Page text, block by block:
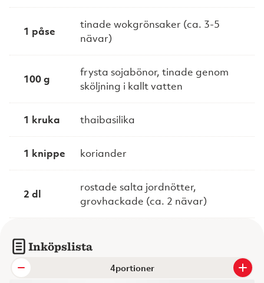
1 påse
tinade wokgrönsaker (ca. 3-5
nävar)
100 g
frysta sojabönor, tinade genom
sköljning i kallt vatten
1 kruka thaibasilika
1 knippe koriander
2 dl
rostade salta jordnötter,
grovhackade (ca. 2 nävar)
Inköpslista
portioner